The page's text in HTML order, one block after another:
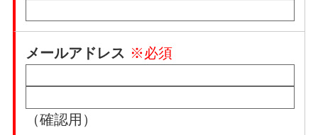
メールアドレス ※必須
（確認用）